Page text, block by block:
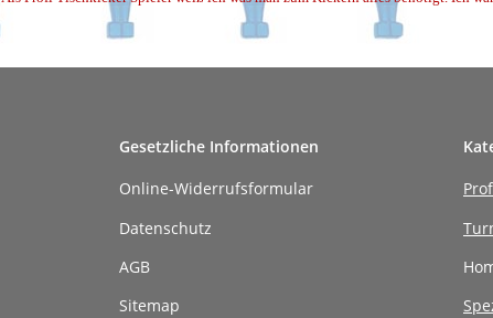
Gesetzliche Informationen
Online-Widerrufsformular
Datenschutz
AGB
Sitemap